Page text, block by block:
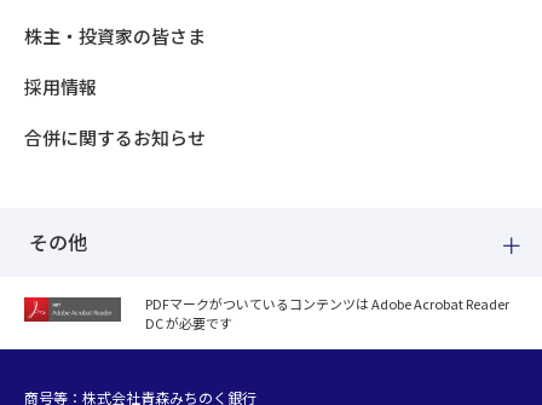
株主・投資家の皆さま
採用情報
合併に関するお知らせ
その他
紛失した場合
個人データおよび法人情報に関するグループ共同利用について
PDFマークがついているコンテンツは Adobe Acrobat Reader
DC が必要です
商号等：株式会社青森みちのく銀行